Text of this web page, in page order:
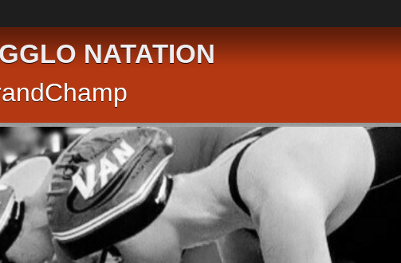
NATATION